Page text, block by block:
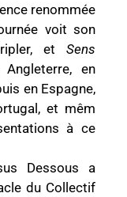
renommée
voit son
et Sens
en
en Espagne,
et mêm
à ce
Dessous a
du Collectif